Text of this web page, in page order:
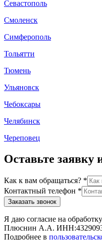
Севастополь
Смоленск
Симферополь
Тольятти
Тюмень
Ульяновск
Чебоксары
Челябинск
Череповец
Оставьте заявку
Как к вам обращаться? *
Контактный телефон *
Заказать звонок
Я даю согласие на
Плюснин А.А.
Подробнее в